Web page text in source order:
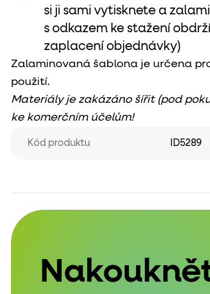
si ji sami vytisknete a
s odkazem ke stažení
zaplacení objednávky)
Zalaminovaná šablona je určena
použití.
Materiály je zakázáno šířit (pod
ke komerčním účelům!
Kód produktu ID5289